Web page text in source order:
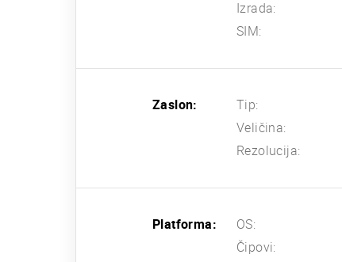
Izrada:
SIM:
Zaslon: Tip:
Veličina:
Rezolucija:
Platforma: OS:
Čipovi: